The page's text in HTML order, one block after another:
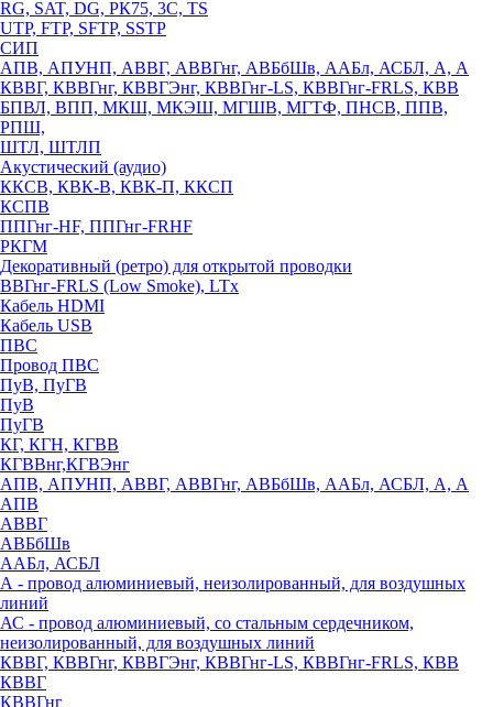
RG, SAT, DG, РК75, 3С, TS
UTP, FTP, SFTP, SSTP
СИП
АПВ, АПУНП, АВВГ, АВВГнг, АВБбШв, ААБл, АСБЛ, А, А
КВВГ, КВВГнг, КВВГЭнг, КВВГнг-LS, КВВГнг-FRLS, КВВ
БПВЛ, ВПП, МКШ, МКЭШ, МГШВ, МГТФ, ПНСВ, ППВ,
РПШ,
ШТЛ, ШТЛП
Акустический (аудио)
ККСВ, КВК-В, КВК-П, ККСП
КСПВ
ППГнг-HF, ППГнг-FRHF
РКГМ
Декоративный (ретро) для открытой проводки
ВВГнг-FRLS (Low Smoke), LTx
Кабель HDMI
Кабель USB
ПВС
Провод ПВС
ПуВ, ПуГВ
ПуВ
ПуГВ
КГ, КГН, КГВВ
КГВВнг,КГВЭнг
АПВ, АПУНП, АВВГ, АВВГнг, АВБбШв, ААБл, АСБЛ, А, А
АПВ
АВВГ
АВБбШв
ААБл, АСБЛ
А - провод алюминиевый, неизолированный, для воздушных
линий
АС - провод алюминиевый, со стальным сердечником,
неизолированный, для воздушных линий
КВВГ, КВВГнг, КВВГЭнг, КВВГнг-LS, КВВГнг-FRLS, КВВ
КВВГ
КВВГнг